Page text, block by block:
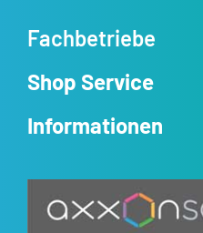
Fachbetriebe
Shop Service
Informationen